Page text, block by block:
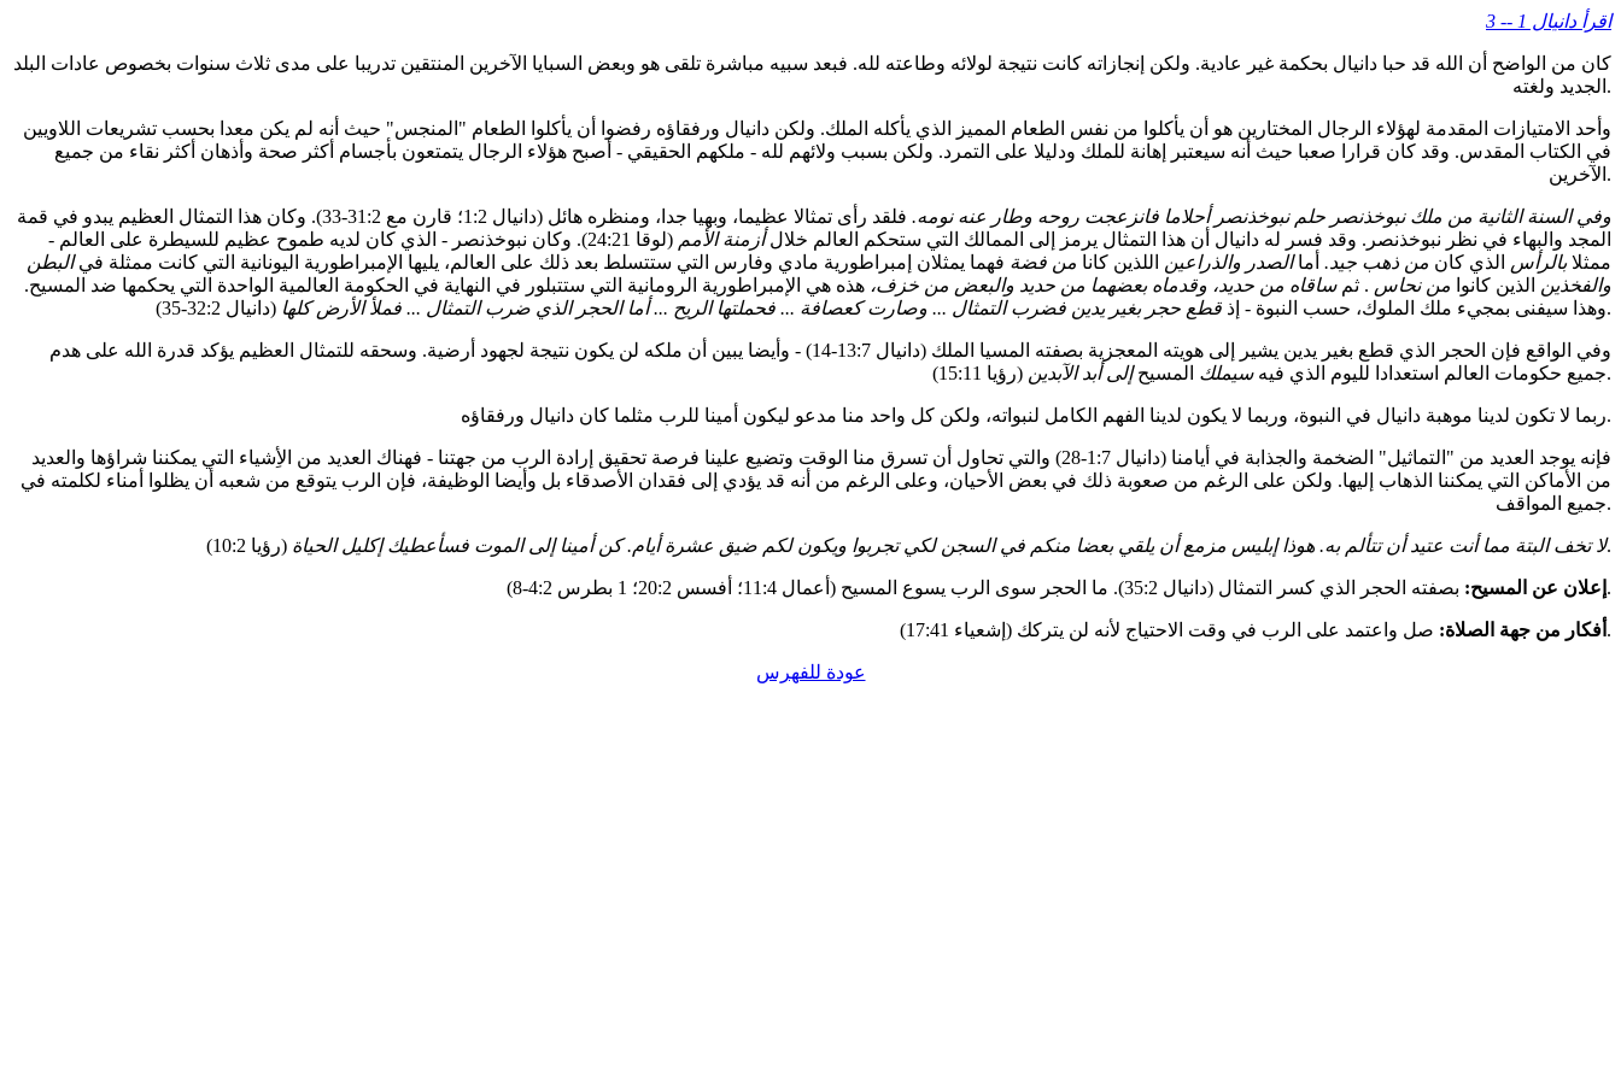
اقرأ دانيال 1 -- 3
كان من الواضح أن الله قد حبا دانيال بحكمة غير عادية. ولكن إنجازاته كانت نتيجة لولائه وطاعته لله. فبعد سبيه مباشرة تلقى هو وبعض السبايا الآخرين المنتقين تدريبا على مدى ثلاث سنوات بخصوص عادات البلد
الجديد ولغته.
وأحد الامتيازات المقدمة لهؤلاء الرجال المختارين هو أن يأكلوا من نفس الطعام المميز الذي يأكله الملك. ولكن دانيال ورفقاؤه رفضوا أن يأكلوا الطعام "المنجس" حيث أنه لم يكن معدا بحسب تشريعات اللاويين
في الكتاب المقدس. وقد كان قرارا صعبا حيث أنه سيعتبر إهانة للملك ودليلا على التمرد. ولكن بسبب ولائهم لله - ملكهم الحقيقي - أصبح هؤلاء الرجال يتمتعون بأجسام أكثر صحة وأذهان أكثر نقاء من جميع
الآخرين.
وفي السنة الثانية من ملك نبوخذنصر حلم نبوخذنصر أحلاما فانزعجت روحه وطار عنه نومه.
فلقد رأى تمثالا عظيما، وبهيا جدا، ومنظره هائل (دانيال 1:2؛ قارن مع 31:2-33). وكان هذا التمثال العظيم يبدو في قمة
المجد والبهاء في نظر نبوخذنصر. وقد فسر له دانيال أن هذا التمثال يرمز إلى الممالك التي ستحكم العالم خلالأزمنة الأمم
(لوقا 24:21). وكان نبوخذنصر - الذي كان لديه طموح عظيم للسيطرة على العالم -
ممثلابالرأس الذي كان من ذهب جيد. أماالصدر والذراعين اللذين كانا من فضة فهما يمثلان إمبراطورية مادي وفارس التي ستتسلط بعد ذلك على العالم، يليها الإمبراطورية اليونانية التي كانت ممثلة فيالبطن
والفخذين الذين كانوا من نحاس . ثمساقاه من حديد، وقدماه بعضهما من حديد والبعض من خزف، هذه هي الإمبراطورية الرومانية التي ستتبلور في النهاية في الحكومة العالمية الواحدة التي يحكمها ضد المسيح.
وهذا سيفنى بمجيء ملك الملوك، حسب النبوة - إذ قطع حجر بغير يدين فضرب التمثال ... وصارت كعصافة ... فحملتها الريح ... أما الحجر الذي ضرب التمثال ... فملأ الأرض كلها (دانيال 32:2-35).
وفي الواقع فإن الحجر الذي قطع بغير يدين يشير إلى هويته المعجزية بصفته المسيا الملك (دانيال 13:7-14) - وأيضا يبين أن ملكه لن يكون نتيجة لجهود أرضية. وسحقه للتمثال العظيم يؤكد قدرة الله على هدم
جميع حكومات العالم استعدادا لليوم الذي فيهسيملك المسيحإلى أبد الآبدين (رؤيا 15:11).
ربما لا تكون لدينا موهبة دانيال في النبوة، وربما لا يكون لدينا الفهم الكامل لنبواته، ولكن كل واحد منا مدعو ليكون أمينا للرب مثلما كان دانيال ورفقاؤه.
فإنه يوجد العديد من "التماثيل" الضخمة والجذابة في أيامنا (دانيال 1:7-28) والتي تحاول أن تسرق منا الوقت وتضيع علينا فرصة تحقيق إرادة الرب من جهتنا - فهناك العديد من الأِشياء التي يمكننا شراؤها والعديد
من الأماكن التي يمكننا الذهاب إليها. ولكن على الرغم من صعوبة ذلك في بعض الأحيان، وعلى الرغم من أنه قد يؤدي إلى فقدان الأصدقاء بل وأيضا الوظيفة، فإن الرب يتوقع من شعبه أن يظلوا أمناء لكلمته في
جميع المواقف.
لا تخف البتة مما أنت عتيد أن تتألم به. هوذا إبليس مزمع أن يلقي بعضا منكم في السجن لكي تجربوا ويكون لكم ضيق عشرة أيام. كن أمينا إلى الموت فسأعطيك إكليل الحياة(رؤيا 10:2).
إعلان عن المسيح: بصفته الحجر الذي كسر التمثال (دانيال 35:2). ما الحجر سوى الرب يسوع المسيح (أعمال 11:4؛ أفسس 20:2؛ 1 بطرس 4:2-8).
أفكار من جهة الصلاة: صل واعتمد على الرب في وقت الاحتياج لأنه لن يتركك (إشعياء 17:41).
عودة للفهرس